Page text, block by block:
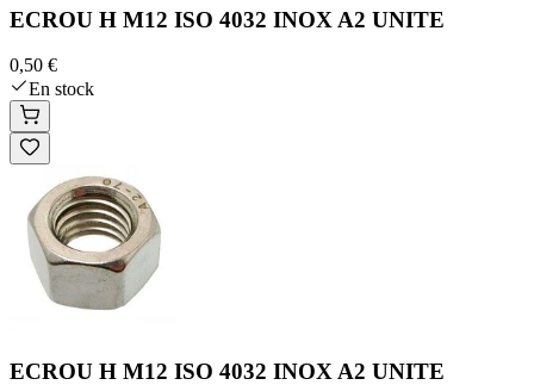
ECROU H M12 ISO 4032 INOX A2 UNITE
0,50 €
En stock
ECROU H M12 ISO 4032 INOX A2 UNITE